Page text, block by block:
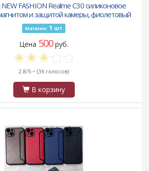
FASHION Realme C30 силиконовое
и защитой камеры, фиолетовый
Магазин: 1 шт
Цена 500руб.
2.8/5 ~ (36 голосов)
В корзину